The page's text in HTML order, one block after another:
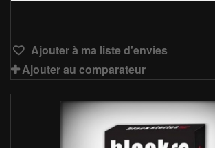
Ajouter à ma liste d'envies
Ajouter au comparateur